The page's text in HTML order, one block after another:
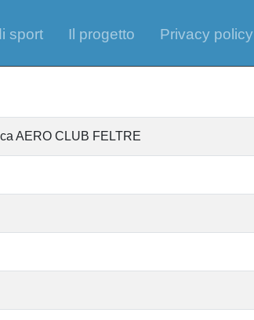
sport Il progetto Privacy policy
AERO CLUB FELTRE